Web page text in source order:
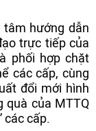
hướng dẫn
trực tiếp của
phối hợp chặt
các cấp, cùng
đổi mới hình
quà của MTTQ
các cấp.